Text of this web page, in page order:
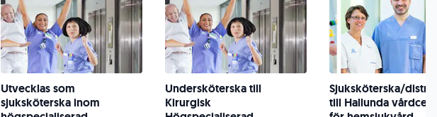
Utvecklas som
sjuksköterska inom
Undersköterska till
Kirurgisk
Sjuksköterska/
till Hallunda